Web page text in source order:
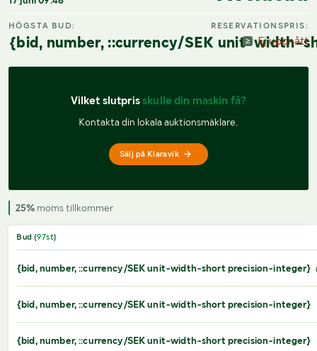
HÖGSTA BUD:
{bid, number, ::currency/SEK unit-width-
RESERVATIONSPRIS:
Ej uppnått
Vilket slutpris skulle din maskin få?
Kontakta din lokala auktionsmäklare.
Sälj på Klaravik
25% moms tillkommer
Bud (97st)
{bid, number, ::currency/SEK unit-width-short precision-integer}
{bid, number, ::currency/SEK unit-width-short precision-integer}
{bid, number, ::currency/SEK unit-width-short precision-integer}